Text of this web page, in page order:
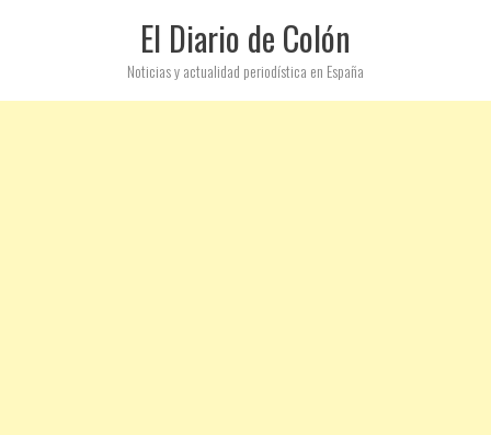
El Diario de Colón
Noticias y actualidad periodística en España